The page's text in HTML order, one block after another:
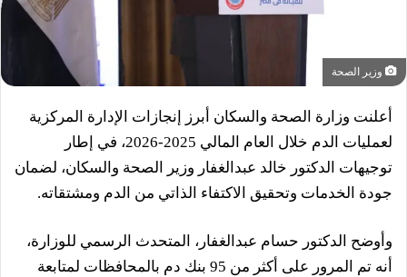
وزير الصحة
أعلنت وزارة الصحة والسكان أبرز إنجازات الإدارة المركزية
لعمليات الدم خلال العام المالي 2025-2026، في إطار
توجيهات الدكتور خالد عبدالغفار وزير الصحة والسكان، لضمان
جودة الخدمات وتحقيق الاكتفاء الذاتي من الدم ومشتقاته.
وأوضح الدكتور حسام عبدالغفار، المتحدث الرسمي للوزارة،
أنه تم المرور على أكثر من 95 بنك دم بالمحافظات لمتابعة